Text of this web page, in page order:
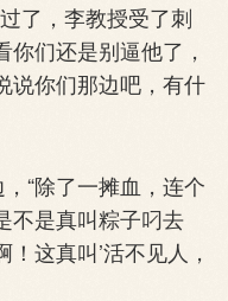
了，李教授受了刺
们还是别逼他了，
说你们那边吧，有什
“除了一摊血，连个
不是真叫粽子叼去
这真叫’活不见人，